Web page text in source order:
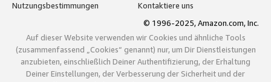
Nutzungsbestimmungen
Kontaktiere uns
© 1996-2025, Amazon.com, Inc.
Auf dieser Website verwenden wir Cookies und ähnliche Tools
(zusammenfassend „Cookies“ genannt) nur, um Dir Dienstleistungen
anzubieten, einschließlich Deiner Authentifizierung, der Erhaltung
Deiner Einstellungen, der Verbesserung der Sicherheit und der